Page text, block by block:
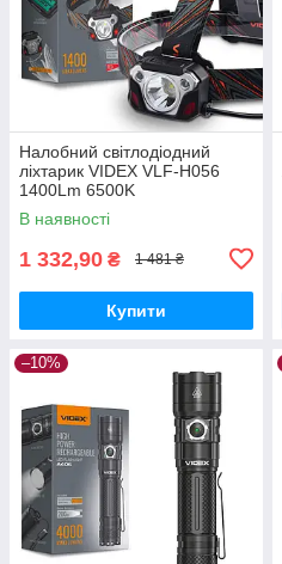
Налобний світлодіодний
ліхтарик VIDEX VLF-H056
1400Lm 6500K
В наявності
1 332,90 ₴ 1 481 ₴
Купити
–10%